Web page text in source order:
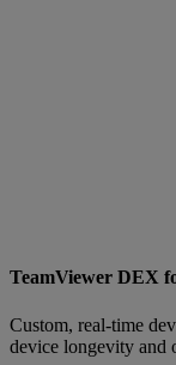
TeamViewer DEX
Custom, real-time
device longevity and